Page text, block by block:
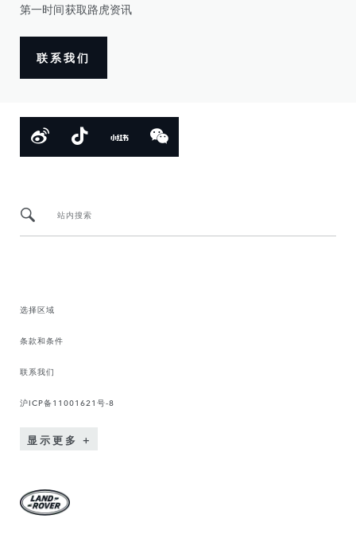
第一时间获取路虎资讯
联系我们
站内搜索
选择区域
条款和条件
联系我们
沪ICP备11001621号-8
显示更多